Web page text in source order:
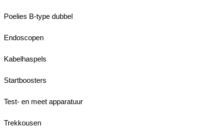
Poelies B-type dubbel
Endoscopen
Kabelhaspels
Startboosters
Test- en meet apparatuur
Trekkousen